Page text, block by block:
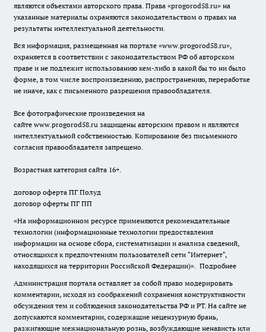
являются объектами авторского права. Права «progorod58.ru» на
указанные материалы охраняются законодательством о правах на
результаты интеллектуальной деятельности.
Вся информация, размещенная на портале «www.progorod58.ru»,
охраняется в соответствии с законодательством РФ об авторском
праве и не подлежит использованию кем-либо в какой бы то ни было
форме, в том числе воспроизведению, распространению, переработке
не иначе, как с письменного разрешения правообладателя.
Все фотографические произведения на
сайте www.progorod58.ru защищены авторским правом и являются
интеллектуальной собственностью. Копирование без письменного
согласия правообладателя запрещено.
Возрастная категория сайта 16+.
договор оферта ПГ Полуд
договор оферты ПГ ПП
«На информационном ресурсе применяются рекомендательные
технологии (информационные технологии предоставления
информации на основе сбора, систематизации и анализа сведений,
относящихся к предпочтениям пользователей сети "Интернет",
находящихся на территории Российской Федерации)». Подробнее
Администрация портала оставляет за собой право модерировать
комментарии, исходя из соображений сохранения конструктивности
обсуждения тем и соблюдения законодательства РФ и РТ. На сайте не
допускаются комментарии, содержащие нецензурную брань,
разжигающие межнациональную рознь, возбуждающие ненависть или